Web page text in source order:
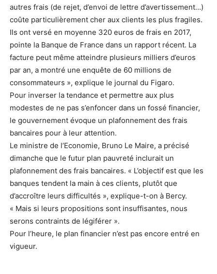
autres frais (de rejet, d’envoi de lettre d’avertissement…)
coûte particulièrement cher aux clients les plus fragiles.
Ils ont versé en moyenne 320 euros de frais en 2017,
pointe la Banque de France dans un rapport récent. La
facture peut même atteindre plusieurs milliers d’euros
par an, a montré une enquête de 60 millions de
consommateurs », explique le journal du Figaro.
Pour inverser la tendance et permettre aux plus
modestes de ne pas s’enfoncer dans un fossé financier,
le gouvernement évoque un plafonnement des frais
bancaires pour à leur attention.
Le ministre de l’Economie, Bruno Le Maire, a précisé
dimanche que le futur plan pauvreté inclurait un
plafonnement des frais bancaires. « L’objectif est que les
banques tendent la main à ces clients, plutôt que
d’accroître leurs difficultés », explique-t-on à Bercy.
« Mais si leurs propositions sont insuffisantes, nous
serons contraints de légiférer ».
Pour l’heure, le plan financier n’est pas encore entré en
vigueur.